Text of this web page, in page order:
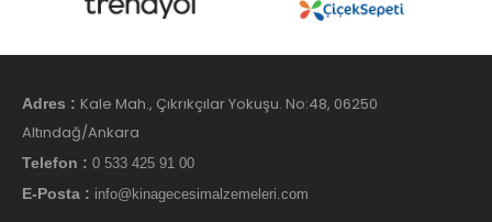
Adres : Kale Mah., Çıkrıkçılar Yokuşu. No:48, 06250
Altındağ/Ankara
Telefon : 0 533 425 91 00
E-Posta : info@kinagecesimalzemeleri.com